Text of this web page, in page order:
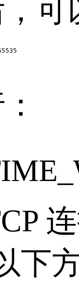
可
下